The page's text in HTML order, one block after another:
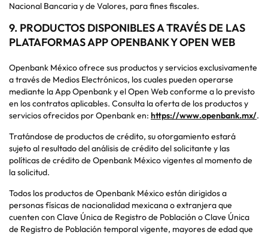
Nacional Bancaria y de Valores, para fines fiscales.
9. PRODUCTOS DISPONIBLES A TRAVÉS DE LAS
PLATAFORMAS APP OPENBANK Y OPEN WEB
Openbank México ofrece sus productos y servicios exclusivamente
a través de Medios Electrónicos, los cuales pueden operarse
mediante la App Openbank y el Open Web conforme a lo previsto
en los contratos aplicables. Consulta la oferta de los productos y
servicios ofrecidos por Openbank en: https://www.openbank.mx/.
Tratándose de productos de crédito, su otorgamiento estará
sujeto al resultado del análisis de crédito del solicitante y las
políticas de crédito de Openbank México vigentes al momento de
la solicitud.
Todos los productos de Openbank México están dirigidos a
personas físicas de nacionalidad mexicana o extranjera que
cuenten con Clave Única de Registro de Población o Clave Única
de Registro de Población temporal vigente, mayores de edad que